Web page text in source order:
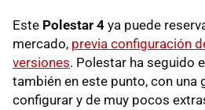
Este Polestar 4 ya puede
mercado, previa configuración
versiones. Polestar ha seguido
también en este punto, con una
configurar y de muy pocos